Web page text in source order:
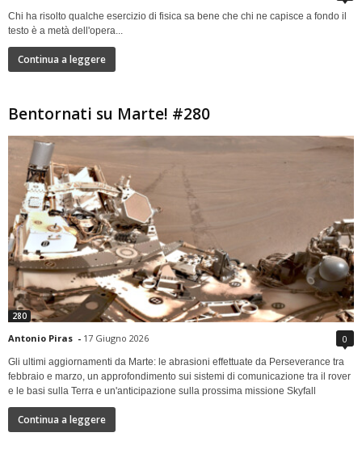
Chi ha risolto qualche esercizio di fisica sa bene che chi ne capisce a fondo il
testo è a metà dell'opera...
Continua a leggere
Bentornati su Marte! #280
280
Antonio Piras - 17 Giugno 2026 0
Gli ultimi aggiornamenti da Marte: le abrasioni effettuate da Perseverance tra
febbraio e marzo, un approfondimento sui sistemi di comunicazione tra il rover
e le basi sulla Terra e un'anticipazione sulla prossima missione Skyfall
Continua a leggere